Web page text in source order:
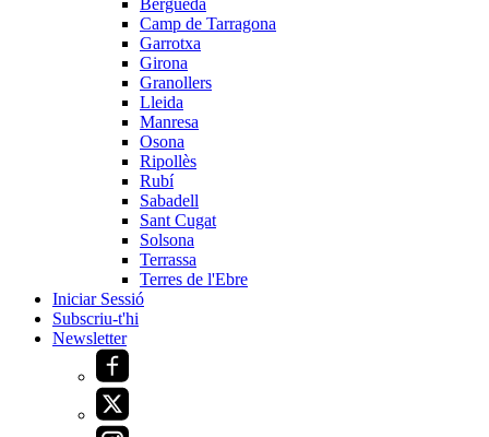
Camp de Tarragona
Garrotxa
Girona
Granollers
Lleida
Manresa
Osona
Ripollès
Rubí
Sabadell
Sant Cugat
Solsona
Terrassa
Terres de l'Ebre
Iniciar Sessió
Subscriu-t'hi
Newsletter